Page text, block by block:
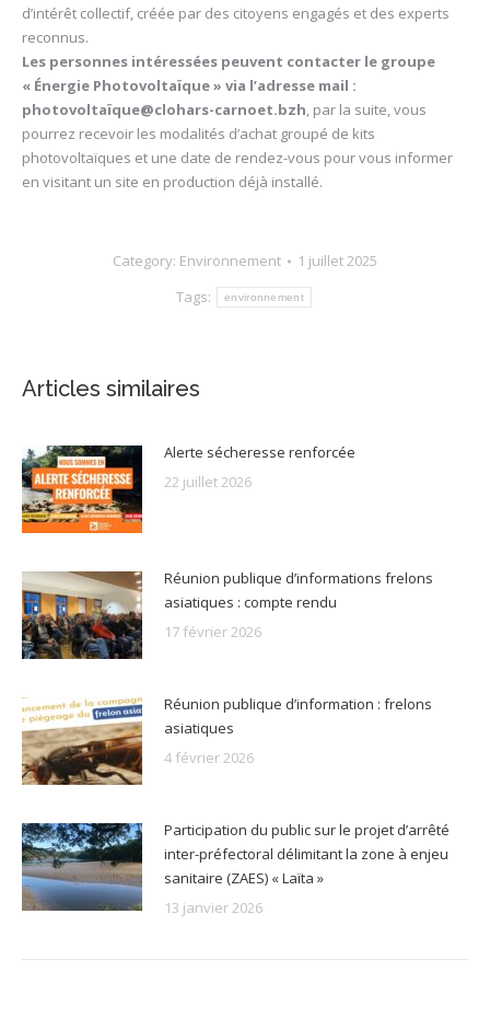
d’intérêt collectif, créée par des citoyens engagés et des experts
reconnus.
Les personnes intéressées peuvent contacter le groupe
« Énergie Photovoltaïque » via l’adresse mail :
photovoltaïque@clohars-carnoet.bzh, par la suite, vous
pourrez recevoir les modalités d’achat groupé de kits
photovoltaïques et une date de rendez-vous pour vous informer
en visitant un site en production déjà installé.
Category: Environnement
1 juillet 2025
Tags:
environnement
Articles similaires
Alerte sécheresse renforcée
22 juillet 2026
Réunion publique d’informations frelons
asiatiques : compte rendu
17 février 2026
Réunion publique d’information : frelons
asiatiques
4 février 2026
Participation du public sur le projet d’arrêté
inter-préfectoral délimitant la zone à enjeu
sanitaire (ZAES) « Laïta »
13 janvier 2026